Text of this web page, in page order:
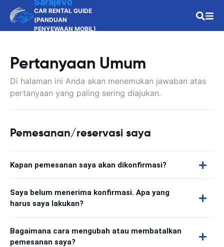
CAR RENTAL GUIDE
(PANDUAN
PENYEWAAN MOBIL)
Pertanyaan Umum
Di halaman ini Anda akan menemukan jawaban atas
pertanyaan yang paling sering diajukan.
Pemesanan/reservasi saya
Kapan pemesanan saya akan dikonfirmasi?
Saya belum menerima konfirmasi. Apa yang
harus saya lakukan?
Bagaimana cara mengubah atau membatalkan
pemesanan saya?